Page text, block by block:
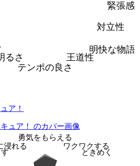
緊張感
対立性
明快な物語
王道性
テンポの良さ
るさ
ア！
勇気をもらえる
ワクワクする
ときめく
浸れる